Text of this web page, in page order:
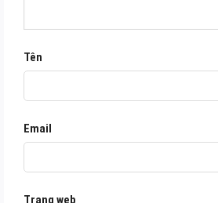
Tên
Email
Trang web